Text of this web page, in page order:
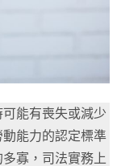
能有喪失或減少
能力的認定標準
寡，司法實務上